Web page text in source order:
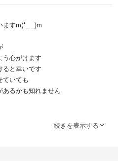
ますm(*_ _)m
う心がけます
ると幸いです
ていても
あるかも知れません
猫と暮らしております続きを表示する